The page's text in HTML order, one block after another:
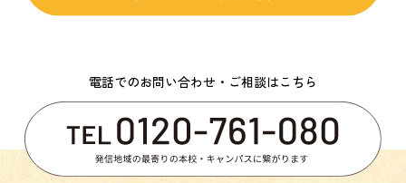
電話でのお問い合わせ・ご相談はこちら